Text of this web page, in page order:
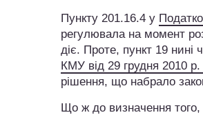
Пункту 201.16.4 у
регулювала на момент
діє. Проте, пункт 19 нині
КМУ від 29 грудня 2010
рішення, що набрало
Що ж до визначення того,